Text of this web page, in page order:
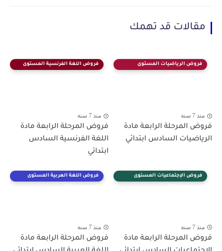
مقالات قد تهمك
فروض الرياضيات المستوى
منذ 7 سنة
فروض المرحلة الرابعة مادة
الرياضيات السادس ابتدائي
فروض اللغة الفرنسية المستوى
منذ 7 سنة
فروض المرحلة الرابعة مادة
اللغة الفرنسية السادس
ابتدائي
فروض الإجتماعيات المستوى
منذ 7 سنة
فروض المرحلة الرابعة مادة
فروض اللغة العربية المستوى
منذ 7 سنة
فروض المرحلة الرابعة مادة